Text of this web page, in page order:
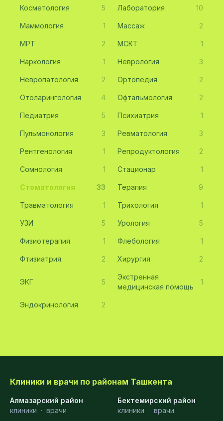
Косметология 5 Лаборатория 10
Маммология 1 Массаж 2
МРТ 2 МСКТ 1
Наркология 1 Неврология 3
Невропатология 2 Ортопедия 2
Отоларингология 4 Офтальмология 2
Педиатрия 5 Психиатрия 1
Пульмонология 3 Ревматология 3
Рентгенология 1 Репродуктология 2
Сомнология 1 Стационар 1
Стоматология 33 Терапия 9
Травматология 1 Трихология 1
УЗИ 5 Урология 5
Физиотерапия 1 Флебология 1
Фтизиатрия 2 Хирургия 2
ЭКГ 5
Экстренная
медицинская помощь
1
Эндокринология 2
Клиники и врачи по районам Ташкента
Алмазарский район
клиники · врачи
Бектемирский район
клиники · врачи